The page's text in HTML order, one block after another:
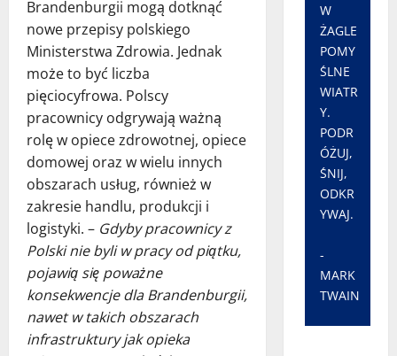
Brandenburgii mogą dotknąć
nowe przepisy polskiego
Ministerstwa Zdrowia. Jednak
może to być liczba
pięciocyfrowa. Polscy
pracownicy odgrywają ważną
rolę w opiece zdrowotnej, opiece
domowej oraz w wielu innych
obszarach usług, również w
zakresie handlu, produkcji i
logistyki. – Gdyby pracownicy z
Polski nie byli w pracy od piątku,
pojawią się poważne
konsekwencje dla Brandenburgii,
nawet w takich obszarach
infrastruktury jak opieka
W
ŻAGLE
POMY
ŚLNE
WIATR
Y.
PODR
ÓŻUJ,
ŚNIJ,
ODKR
YWAJ.
-
MARK
TWAIN